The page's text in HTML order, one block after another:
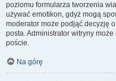
poziomu formularza tworzenia
używać emotikon, gdyż mogą
moderator może podjąć decyzję
posta. Administrator witryny
poście.
Na górę